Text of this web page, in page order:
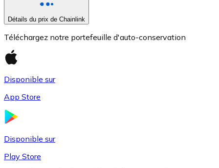
Détails du prix de Chainlink
Téléchargez notre portefeuille d'auto-conservation
Disponible sur
App Store
Disponible sur
Play Store